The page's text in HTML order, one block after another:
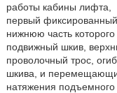
работы кабины лифта,
первый
нижнюю часть
подвижный шкив,
проволочный трос,
шкива, и
натяжения подъемного